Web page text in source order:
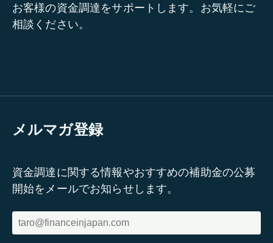
お客様の資金調達をサポートします。お気軽にご
相談ください。
メルマガ登録
資金調達に関する情報やおすすめの補助金の公募
開始をメールでお知らせします。